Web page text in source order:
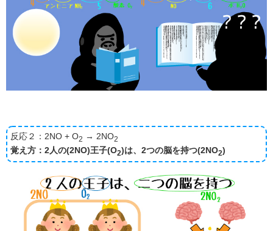
反応２：2NO + O2 → 2NO2
覚え方：2人の(2NO)王子(O2)は、2つの脳を持つ(2NO2)